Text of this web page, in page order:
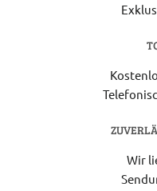
Wir